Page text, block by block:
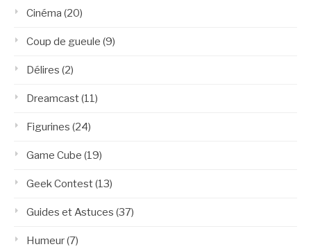
Cinéma (20)
Coup de gueule (9)
Délires (2)
Dreamcast(11)
Figurines (24)
Game Cube (19)
Geek Contest(13)
Guides et Astuces (37)
Humeur(7)